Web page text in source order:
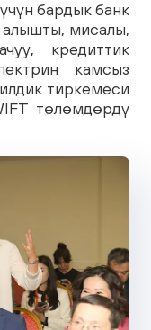
бардык банк
мисалы,
кредиттик
камсыз
тиркемеси
төлөмдөрдү